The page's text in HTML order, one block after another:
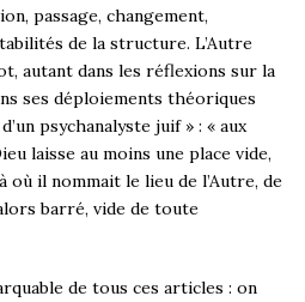
passage, changement,
de la structure. L’Autre
autant dans les réflexions sur la
ses déploiements théoriques
psychanalyste juif » : « aux
laisse au moins une place vide,
où il nommait le lieu de l’Autre, de
barré, vide de toute
de tous ces articles : on